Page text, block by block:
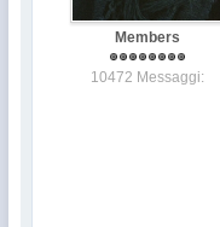
Members
10472 Messaggi: